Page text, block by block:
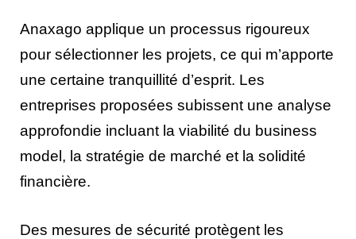
Anaxago applique un processus rigoureux
pour sélectionner les projets, ce qui m’apporte
une certaine tranquillité d’esprit. Les
entreprises proposées subissent une analyse
approfondie incluant la viabilité du business
model, la stratégie de marché et la solidité
financière.
Des mesures de sécurité protègent les